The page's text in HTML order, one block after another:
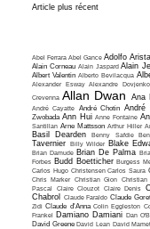
Article plus récent
Abel Ferrara Abel Gance Adolfo
Alain Corneau Alain Jaspard Alain
Albert Valentin Alberto Bevilacqua
Alexander Esway Alexandre Dovjenko
Crevenna Allan Dwan Ana
André Cayatte André Chotin André
Zwobada Ann Hui Anne Fontaine
Santillan Arne Mattsson Arthur Hiller
Basil Dearden Benny Safdie
Tavernier Billy Wilder Blake
Brian Damude Brian De Palma
Forbes Budd Boetticher Burgess
Carlos Hugo Christensen Carlos Saura
Chris Marker Christian Gion Christian
Pascal
Claire Clouzot Claire Denis
Chabrol
Claude Faraldo Claude
Zidi Claude d'Anna Colin Eggleston
Frankel Damiano Damiani Dan
David Greene David Lean David